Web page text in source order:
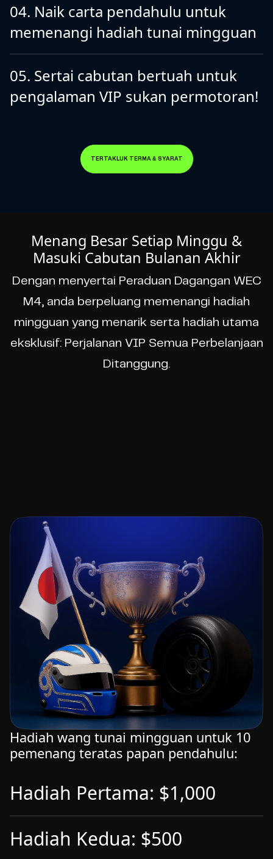
04. Naik carta pendahulu untuk
memenangi hadiah tunai mingguan
05. Sertai cabutan bertuah untuk
pengalaman VIP sukan permotoran!
TERTAKLUK TERMA & SYARAT
Menang Besar Setiap Minggu &
Masuki Cabutan Bulanan Akhir
Dengan menyertai Peraduan Dagangan WEC
M4, anda berpeluang memenangi hadiah
mingguan yang menarik serta hadiah utama
eksklusif: Perjalanan VIP Semua Perbelanjaan
Ditanggung.
Hadiah wang tunai mingguan untuk 10
pemenang teratas papan pendahulu:
Hadiah Pertama: $1,000
Hadiah Kedua: $500